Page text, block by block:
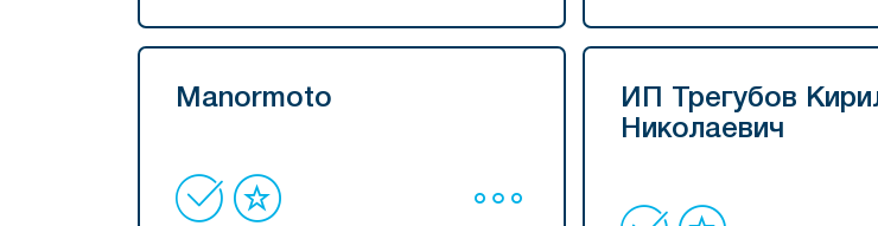
Manormoto
ИП Трегубов
Николаевич